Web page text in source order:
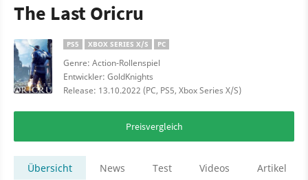
The Last Oricru
PS5 XBOX SERIES X/S PC
Genre: Action-Rollenspiel
Entwickler: GoldKnights
Release: 13.10.2022 (PC, PS5, Xbox Series X/S)
Preisvergleich
Übersicht News Test Videos Artikel